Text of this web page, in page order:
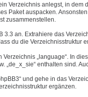
Verzeichnis anlegst, in
Paket auspacken.
zusammenstellen.
an. Extrahiere das
du die Verzeichnisstruktur
„language“. In
„de_x_sie“ enthalten sind.
und gehe in das
ergänzen.